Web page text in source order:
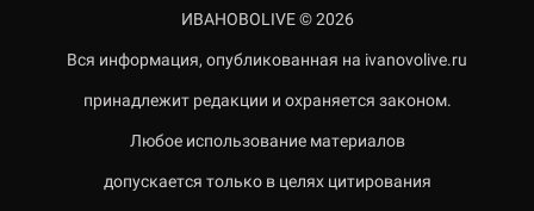
ИВАНОВОLIVE © 2026
Вся информация, опубликованная на ivanovolive.ru
принадлежит редакции и охраняется законом.
Любое использование материалов
допускается только в целях цитирования